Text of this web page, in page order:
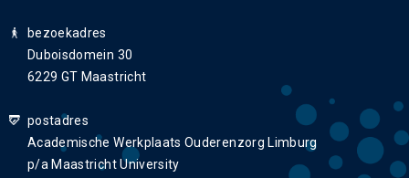
bezoekadres
Duboisdomein 30
6229 GT Maastricht
postadres
Academische Werkplaats Ouderenzorg Limburg
p/a Maastricht University